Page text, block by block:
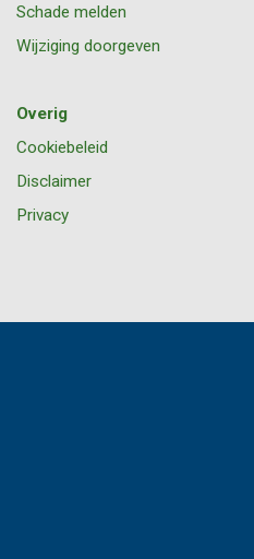
Schade melden
Wijziging doorgeven
Overig
Cookiebeleid
Disclaimer
Privacy